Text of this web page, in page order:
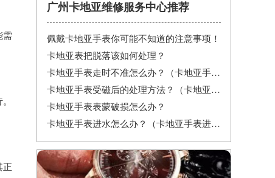
需
正
广州卡地亚维修服务中心推荐
佩戴卡地亚手表你可能不知道的注意事项！
卡地亚表把脱落该如何处理？
卡地亚手表走时不准怎么办？（卡地亚手表走时故障解决办法）
卡地亚手表受磁后的处理方法？（卡地亚手表受磁）
卡地亚手表表蒙破损怎么办？
卡地亚手表进水怎么办？（卡地亚手表进水）